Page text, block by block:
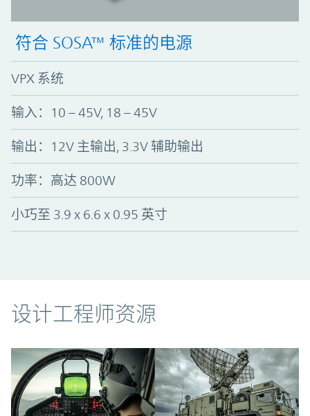
符合 SOSA™ 标准的电源
VPX 系统
输入：10 – 45V, 18 – 45V
输出：12V 主输出, 3.3V 辅助输出
功率：高达 800W
小巧至 3.9 x 6.6 x 0.95 英寸
资源
设计工程师资源